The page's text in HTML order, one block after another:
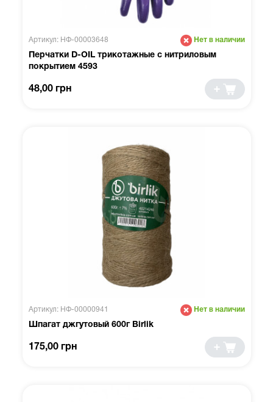
Артикул: НФ-00003648 Нет в наличии
Перчатки D-OIL трикотажные с нитриловым
покрытием 4593
48,00 грн
Артикул: НФ-00000941 Нет в наличии
Шпагат джгутовый 600г Birlik
175,00 грн